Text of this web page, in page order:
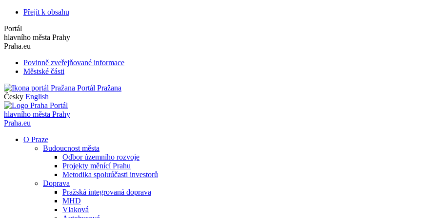
Přejít k obsahu
Portál
hlavního města Prahy
Praha.eu
Povinně zveřejňované informace
Městské části
Portál Pražana
Česky English
Portál
hlavního města Prahy
Praha.eu
O Praze
Budoucnost města
Odbor územního rozvoje
Projekty měnící Prahu
Metodika spoluúčasti investorů
Doprava
Pražská integrovaná doprava
MHD
Vlaková